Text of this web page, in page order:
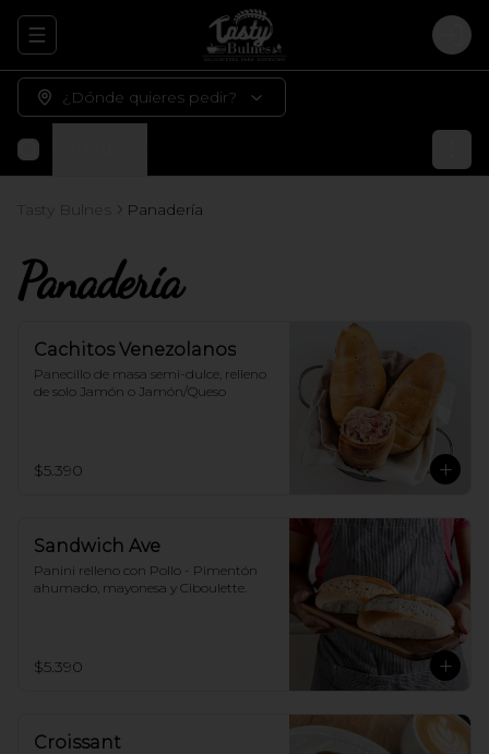
Abrir menu de navegación
¿Dónde quieres pedir?
Tasty Bulnes Panadería
Panadería
Cachitos Venezolanos
Panecillo de masa semi-dulce, relleno
de solo Jamón o Jamón/Queso
$5.390
Sandwich Ave
Panini relleno con Pollo - Pimentón
ahumado, mayonesa y Ciboulette.
$5.390
Croissant